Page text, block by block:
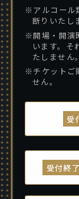
※アルコール
断りいたし
※開場・開演
います。そ
たしません
※チケットご
せん。
受
受付終了